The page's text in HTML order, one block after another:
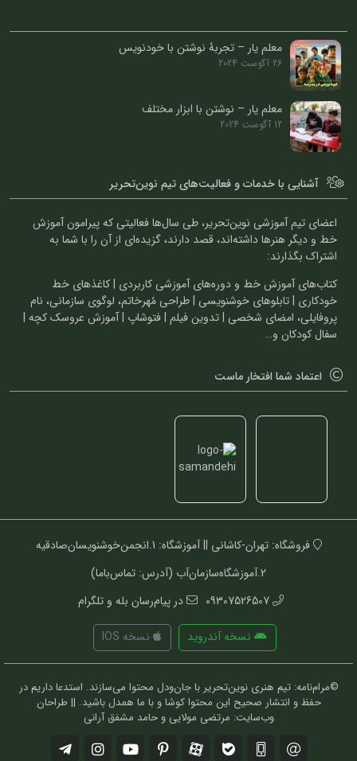
معلم یار – تجربۀ نوشتن با خودنویس
26 آگوست 2024
معلم یار – نوشتن با ابزار مختلف
12 آگوست 2024
آشنایی با خدمات و فعالیت‌های تیم نوین‌تحریر
اعضای تیم آموزشی نوین‌تحریر، طی سال‌ها فعالیتی که پیرامون آموزش
خط و دیگر هنرها داشته‌اند، قصد دارند، گزیده‌ای از آن را با شما به
اشتراک بگذارند:
کتاب‌های آموزش خط و دوره‌های آموزشی کاربردی | کاغذهای خط
خودکاری | تابلوهای خوشنویسی | طراحی مُهرخاتم، لوگوی سازمانی، نام
پروفایلی، امضای شخصی | تدوین فیلم | فتوشاپ | آموزش عروسک کچه |
سفال کودکان و…
اعتماد شما افتخار ماست
فروشگاه: تهران-کاشانی || آموزشگاه: 1.انجمن‌خوشنویسان‌صادقیه
2.آموزشگاه‌سازمان‌آب (آدرس: تماس‌باما)
09307526507
در پیام‌رسان بله و تلگرام
نسخه آندروید نسخه IOS
©مرام‌نامه: تیم هنری نوین‌تحریر با جان‌ودل محتوا می‌سازند. استدعا داریم در
حفظ و انتشار صحیح این محتوا کوشا و با ما همدل باشید. || طراحان
وب‌سایت: مرتضی مولایی و حامد مشفق آرانی